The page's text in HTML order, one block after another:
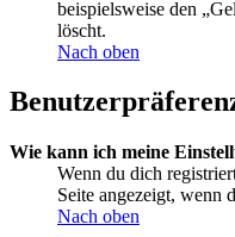
beispielsweise den
löscht.
Nach oben
Wie kann ich meine
Wenn du dich
Seite angezeigt, wenn
Nach oben